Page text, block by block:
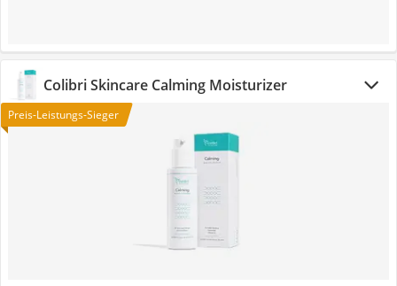
Colibri Skincare Calming Moisturizer
Preis-Leistungs-Sieger